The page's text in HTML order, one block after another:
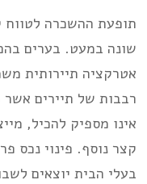
תופעת ההשכרה לטווח
שונה במעט. בערים
אטרקציה תיירותית
רבבות של תיירים אשר
אינו מספיק להכיל,
קצר נוסף. פינוי נכס
בעלי הבית יוצאים